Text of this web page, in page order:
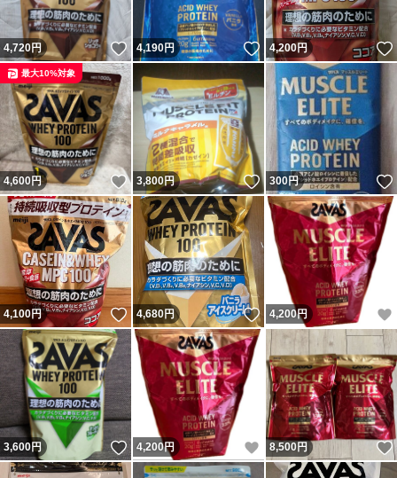
4,720円 いいね！
4,190円 いいね！
4,200円
4,600円 いいね！
最大10%対象
3,800円 いいね！
300円
4,100円 いいね！
4,680円 いいね！
4,200円
3,600円 いいね！
4,200円 いいね！
8,500円